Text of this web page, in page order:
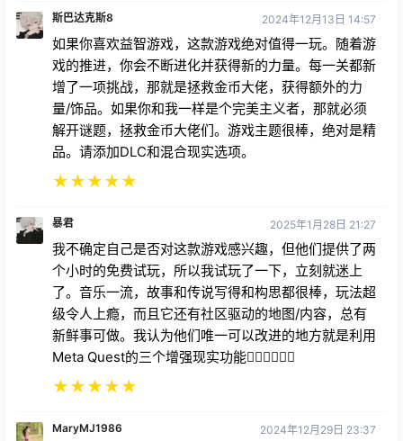
斯巴达克斯8 2024年12月13日 14:57
如果你喜欢益智游戏，这款游戏绝对值得一玩。随着游
戏的推进，你会不断进化并获得新的力量。每一关都新
增了一项挑战，那就是拯救金币大佬，获得额外的力
量/饰品。如果你和我一样是个完美主义者，那就必须
解开谜题，拯救金币大佬们。游戏主题很棒，绝对是精
品。请添加DLC和混合现实选项。
★★★★★
暴君 2025年1月28日 21:27
我不确定自己是否对这款游戏感兴趣，但他们提供了两
个小时的免费试玩，所以我试玩了一下，立刻就迷上
了。音乐一流，故事和传说写得和构思都很棒，玩法超
级令人上瘾，而且它还有社区驱动的地图/内容，总有
新鲜事可做。我认为他们唯一可以改进的地方就是利用
Meta Quest的三个增强现实功能👍🏻👍🏻👍🏻
★★★★★
MaryMJ1986 2024年12月29日 23:37